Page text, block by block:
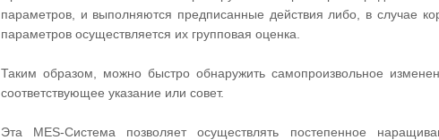
параметров, и выполняются предписанные действия либо, в случае
параметров осуществляется их групповая оценка.
Таким образом, можно быстро обнаружить самопроизвольное
соответствующее указание или совет.
Эта MES-Система позволяет осуществлять постепенное